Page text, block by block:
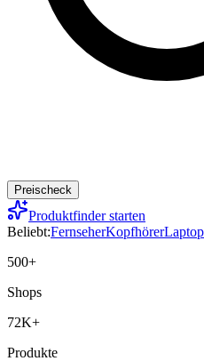
Preischeck
Produktfinder starten
Beliebt:FernseherKopfhörer
500+
Shops
72K+
Produkte